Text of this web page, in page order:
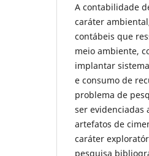
A contabilidade
caráter
contábeis que
meio ambiente,
implantar
e consumo de
problema de
ser evidenciadas
artefatos de
caráter
pesquisa